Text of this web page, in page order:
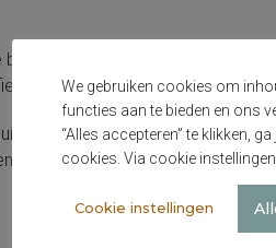
bezoek en gebruikt uw huisdier
klacht? Dan helpt het als u
vorige dierenarts vragen
We gebruiken cookies om
functies aan te bieden en ons
“Alles accepteren” te klikken,
cookies. Via cookie
Cookie instellingen